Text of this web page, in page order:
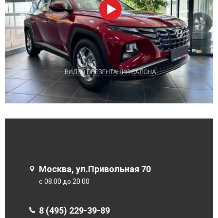
Москва, ул.Привольная 70
с 08.00 до 20.00
8 (495) 229-39-89